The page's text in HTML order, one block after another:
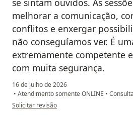
melhorar a comunicação,
conflitos e enxergar
não conseguíamos ver. É
extremamente competente
com muita segurança.
16 de julho de 2026
• Atendimento somente ONLINE •
na opinião do utilizador Vivi
Solicitar revisão